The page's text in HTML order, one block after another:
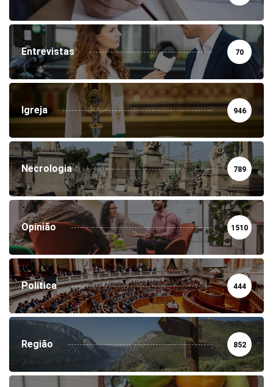
Entrevistas 70
Igreja 946
Necrologia 789
Opinião 1510
Política 444
Região 852